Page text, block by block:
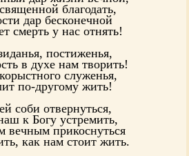
благодать,
дар бесконечной
смерть у нас отнять!
постиженья,
в духе нам творить!
служенья,
по-другому жить!
соби отвернуться,
к Богу устремить,
вечным прикоснуться
как нам стоит жить.